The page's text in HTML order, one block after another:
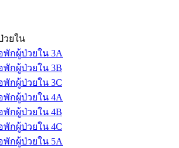
วยใน
พักผู้ป่วยใน 3A
พักผู้ป่วยใน 3B
พักผู้ป่วยใน 3C
พักผู้ป่วยใน 4A
พักผู้ป่วยใน 4B
พักผู้ป่วยใน 4C
พักผู้ป่วยใน 5A